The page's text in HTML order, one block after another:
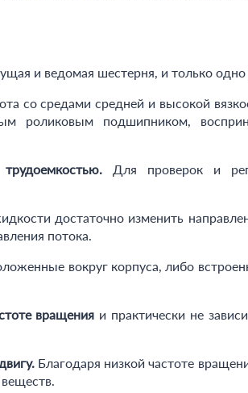
и ведомая шестерня, и только одно
со средами средней и высокой
роликовым подшипником,
Для проверок и
достаточно изменить
потока.
вокруг корпуса, либо
вращения и практически не
Благодаря низкой частоте